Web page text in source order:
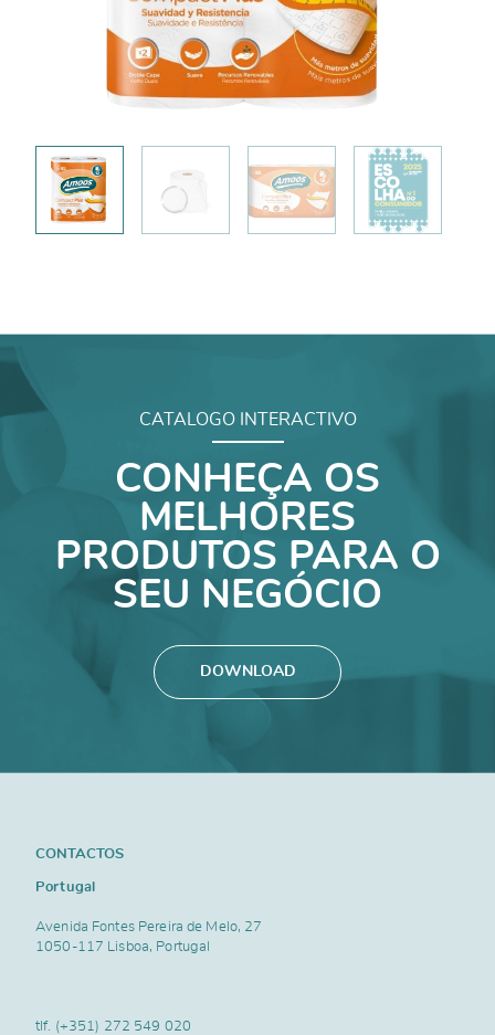
CATALOGO INTERACTIVO
CONHEÇA OS
MELHORES
PRODUTOS PARA O
SEU NEGÓCIO
DOWNLOAD
CONTACTOS
Portugal
Avenida Fontes Pereira de Melo, 27
1050-117 Lisboa, Portugal
tlf. (+351) 272 549 020